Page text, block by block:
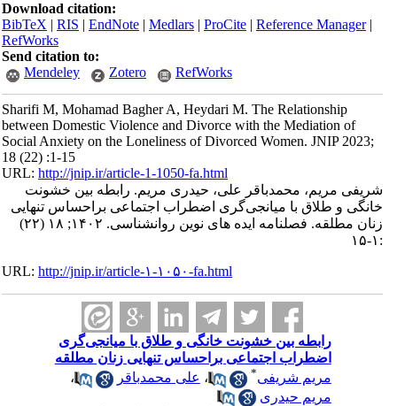
Download citation:
BibTeX|RIS|EndNote|Medlars|ProCite|Reference Manager
RefWorks
Send citation to:
Mendeley
Zotero RefWorks
Sharifi M, Mohamad Bagher A, Heydari M. The Relationship
between Domestic Violence and Divorce with the Mediation of
Social Anxiety on the Loneliness of Divorced Women. JNIP 2023;
18 (22) :1-15
URL:http://jnip.ir/article-1-1050-fa.html
شریفی مریم، محمدباقر علی، حیدری مریم. رابطه بین خشونت
خانگی و طلاق با میانجی‌گری اضطراب اجتماعی براحساس تنهایی
زنان مطلقه. فصلنامه ایده های نوین روانشناسی. ۱۴۰۲; ۱۸ (۲۲)
URL:http://jnip.ir/article-۱-۱۰۵۰-fa.html
رابطه بین خشونت خانگی و طلاق با میانجی‌گری
اضطراب اجتماعی براحساس تنهایی زنان مطلقه
مریم شریفی
،علی محمدباقر
،
مریم حیدری